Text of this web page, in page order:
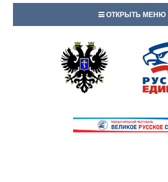
ОТКРЫТЬ МЕНЮ